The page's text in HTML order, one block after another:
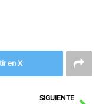
en X
SIGUIENTE